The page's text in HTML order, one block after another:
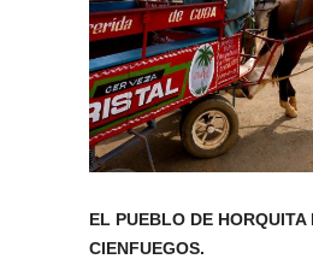
EL PUEBLO DE HORQUITA
CIENFUEGOS.